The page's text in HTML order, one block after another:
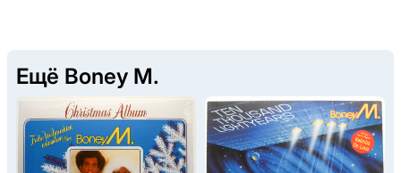
Ещё Boney M.